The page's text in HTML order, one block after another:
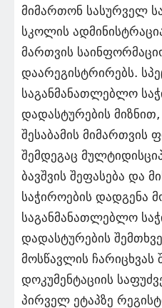
მიმართონ სასურველ
სკოლის
მართვის
დაარეგისტრირებს.
საგანმანათლებლო
დადასტურების
შესაბამის მიმართვის
შემდეგაც
ბავშვის შეფასება და
საჭიროების დადგენა
საგანმანათლებლო
დადასტურების
მოსწავლის ჩარიცხვას
დოკუმენტაციის
პირველ ეტაპზე